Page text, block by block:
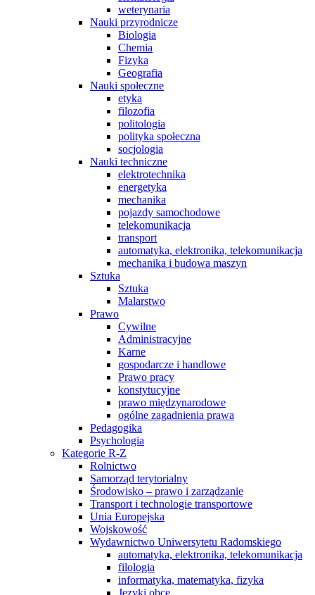
weterynaria
Nauki przyrodnicze
Biologia
Chemia
Fizyka
Geografia
Nauki społeczne
etyka
filozofia
politologia
polityka społeczna
socjologia
Nauki techniczne
elektrotechnika
energetyka
mechanika
pojazdy samochodowe
telekomunikacja
transport
automatyka, elektronika, telekomunikacja
mechanika i budowa maszyn
Sztuka
Sztuka
Malarstwo
Prawo
Cywilne
Administracyjne
Karne
gospodarcze i handlowe
Prawo pracy
konstytucyjne
prawo międzynarodowe
ogólne zagadnienia prawa
Pedagogika
Psychologia
Kategorie R-Z
Rolnictwo
Samorząd terytorialny
Środowisko – prawo i zarządzanie
Transport i technologie transportowe
Unia Europejska
Wojskowość
Wydawnictwo Uniwersytetu Radomskiego
automatyka, elektronika, telekomunikacja
filologia
informatyka, matematyka, fizyka
Języki obce